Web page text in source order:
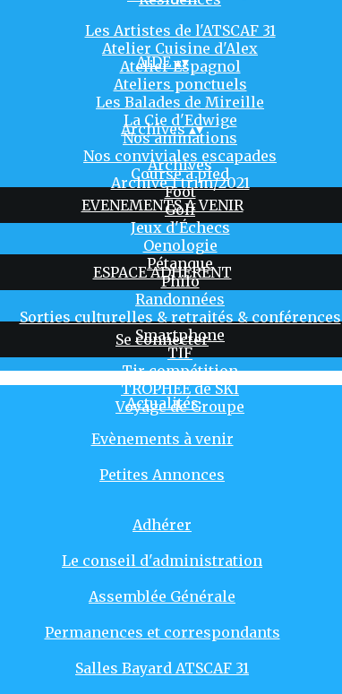
Les Artistes de l'ATSCAF 31
Atelier Cuisine d'Alex
Atelier Espagnol
Ateliers ponctuels
Les Balades de Mireille
La Cie d'Edwige
Nos animations
Nos conviviales escapades
Course à pied
Foot
Golf
Jeux d'Échecs
Oenologie
Pétanque
Philo
Randonnées
Sorties culturelles & retraités & conférences
Smartphone
TIF
Tir compétition
TROPHÉE de SKI
Voyage de Groupe
AIDE▴▾
Archives▴▾
Archives
Archive 1 trim/2021
EVENEMENTS A VENIR
ESPACE ADHERENT
Se connecter
Actualités
Evènements à venir
Petites Annonces
Adhérer
Le conseil d'administration
Assemblée Générale
Permanences et correspondants
Salles Bayard ATSCAF 31